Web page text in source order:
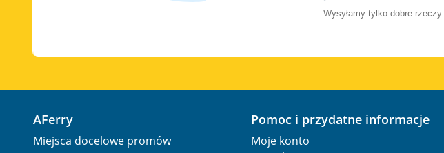
Wysyłamy tylko dobre
AFerry
Miejsca docelowe promów
Pomoc i przydatne informacje
Moje konto